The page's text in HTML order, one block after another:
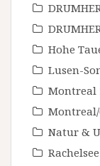
Hohe
Lusen-
Montreal
Montreal/
Natur &
Rachelsee